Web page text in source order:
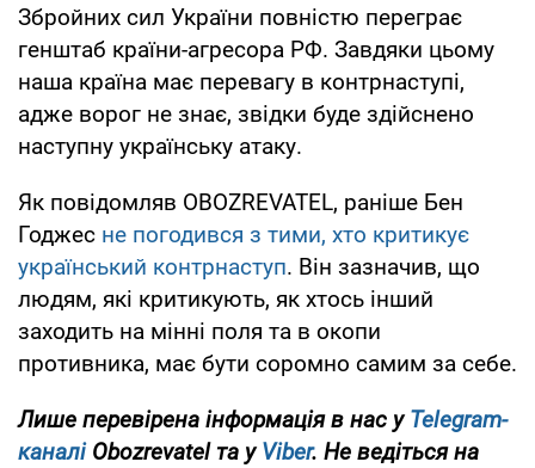
Збройних сил України повністю переграє
генштаб країни-агресора РФ. Завдяки цьому
наша країна має перевагу в контрнаступі,
адже ворог не знає, звідки буде здійснено
наступну українську атаку.
Як повідомляв OBOZREVATEL, раніше Бен
Годжес не погодився з тими, хто критикує
український контрнаступ. Він зазначив, що
людям, які критикують, як хтось інший
заходить на мінні поля та в окопи
противника, має бути соромно самим за себе.
Лише перевірена інформація в нас уTelegram-
каналіObozrevatel та уViber. Не ведіться на